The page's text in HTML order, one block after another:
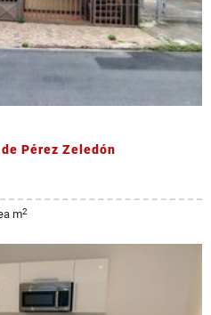
Pérez Zeledón
m2